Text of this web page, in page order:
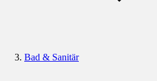
Bad & Sanitär